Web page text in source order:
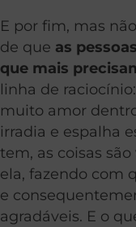
E por fim, mas
de que as
que mais
linha de
muito amor
irradia e espalha
tem, as coisas
ela, fazendo com
e
agradáveis. E o